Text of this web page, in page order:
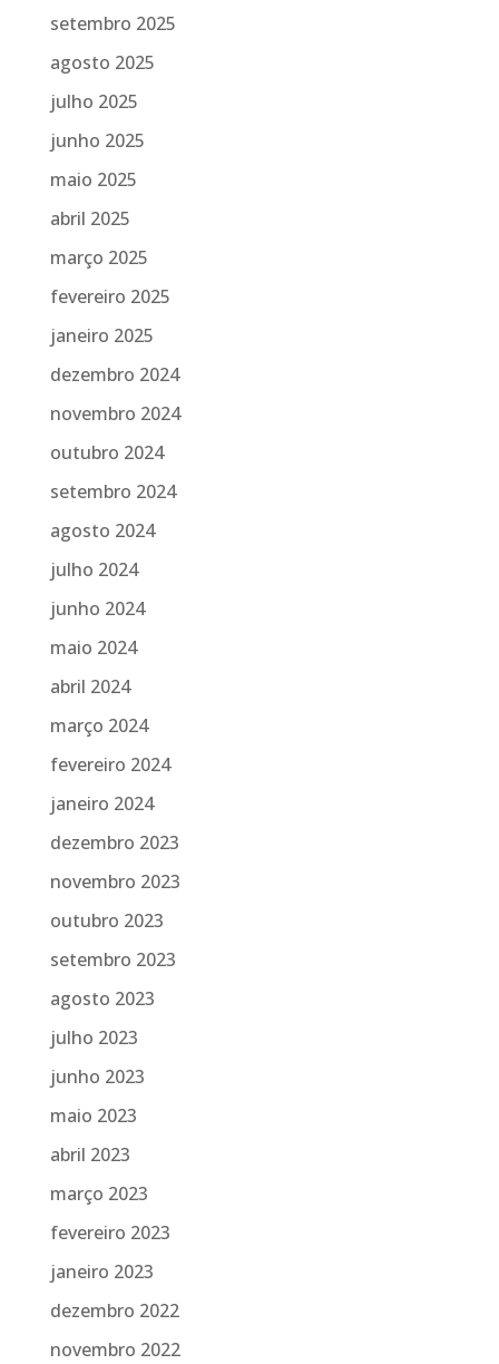
setembro 2025
agosto 2025
julho 2025
junho 2025
maio 2025
abril 2025
março 2025
fevereiro 2025
janeiro 2025
dezembro 2024
novembro 2024
outubro 2024
setembro 2024
agosto 2024
julho 2024
junho 2024
maio 2024
abril 2024
março 2024
fevereiro 2024
janeiro 2024
dezembro 2023
novembro 2023
outubro 2023
setembro 2023
agosto 2023
julho 2023
junho 2023
maio 2023
abril 2023
março 2023
fevereiro 2023
janeiro 2023
dezembro 2022
novembro 2022